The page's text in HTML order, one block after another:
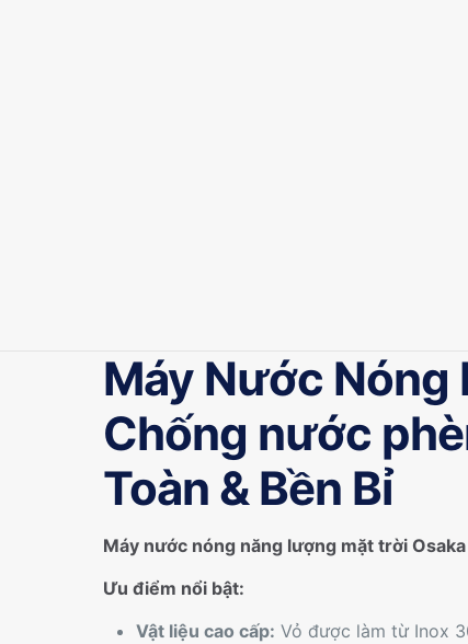
Máy Nước Nóng
Chống nước
Toàn & Bền Bỉ
Máy nước nóng năng lượng mặt trời Osaka
Ưu điểm nổi bật:
Vật liệu cao cấp: Vỏ được làm từ Inox